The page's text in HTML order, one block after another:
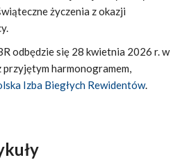
życzenia z okazji
odbędzie się 28 kwietnia 2026 r. w
harmonogramem,
Izba Biegłych Rewidentów.